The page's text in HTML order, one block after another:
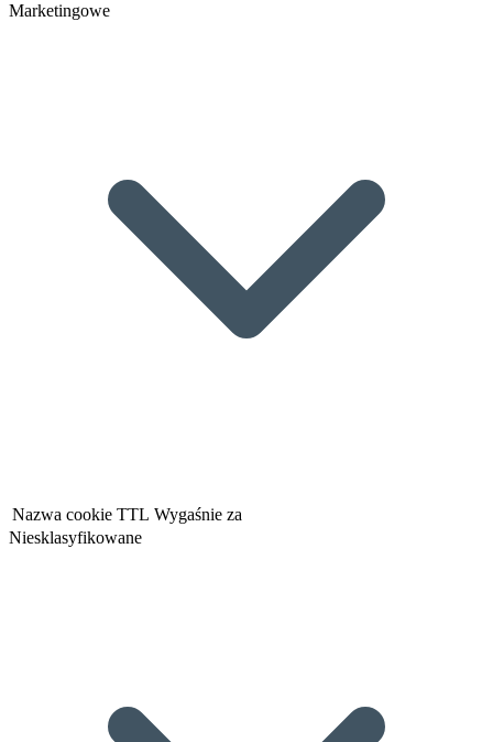
Marketingowe
Nazwa cookie TTL Wygaśnie za
Niesklasyfikowane